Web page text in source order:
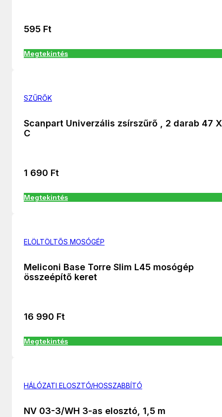
595 Ft
Megtekintés
SZŰRŐK
Scanpart Univerzális zsírszűrő , 2 darab 47
C
1 690 Ft
Megtekintés
ELÖLTÖLTŐS MOSÓGÉP
Meliconi Base Torre Slim L45 mosógép
összeépítő keret
16 990 Ft
Megtekintés
HÁLÓZATI ELOSZTÓ/HOSSZABBÍTÓ
NV 03-3/WH 3-as elosztó, 1,5 m